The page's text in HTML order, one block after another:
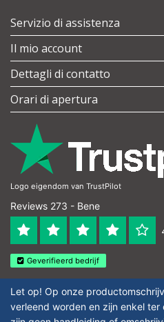
Servizio di assistenza
Il mio account
Dettagli di contatto
Orari di apertura
Logo eigendom van TrustPilot
Reviews 273 - Bene
Geverifieerd bedrijf
Let op! Op onze
verleend worden en zijn enkel